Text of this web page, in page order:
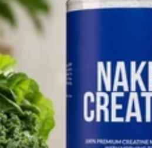
Populära söktermer
”Protein Powder“
”Overnight Oats“
”Vegan protein“
”Collagen“
”Micellar Casein“
PROTEIN POWDERSBest
Gräsbetat
Vassleisolat